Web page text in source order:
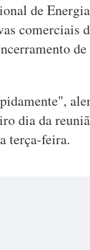
de
comerciais
dia da
terça-feira.